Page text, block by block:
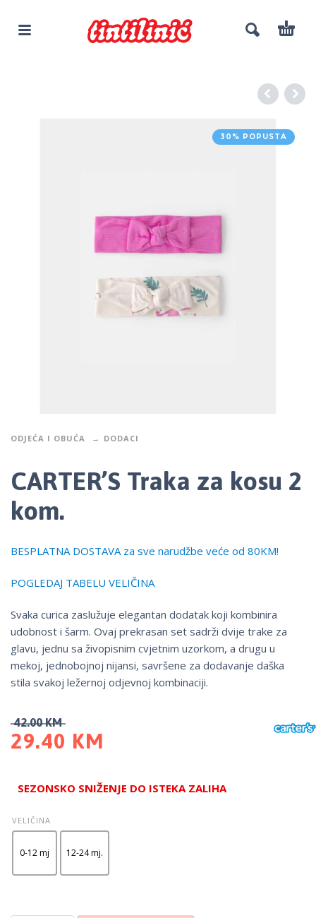
30% POPUSTA
ODJEĆA I OBUĆA DODACI
CARTER’S Traka za kosu 2
kom.
BESPLATNA DOSTAVA za sve narudžbe veće od 80KM!
POGLEDAJ TABELU VELIČINA
Svaka curica zaslužuje elegantan dodatak koji kombinira
udobnost i šarm. Ovaj prekrasan set sadrži dvije trake za
glavu, jednu sa živopisnim cvjetnim uzorkom, a drugu u
mekoj, jednobojnoj nijansi, savršene za dodavanje daška
stila svakoj ležernoj odjevnoj kombinaciji.
42.00KM
29.40 KM
SEZONSKO SNIŽENJE DO ISTEKA ZALIHA
VELIČINA
0-12 mj 12-24 mj.